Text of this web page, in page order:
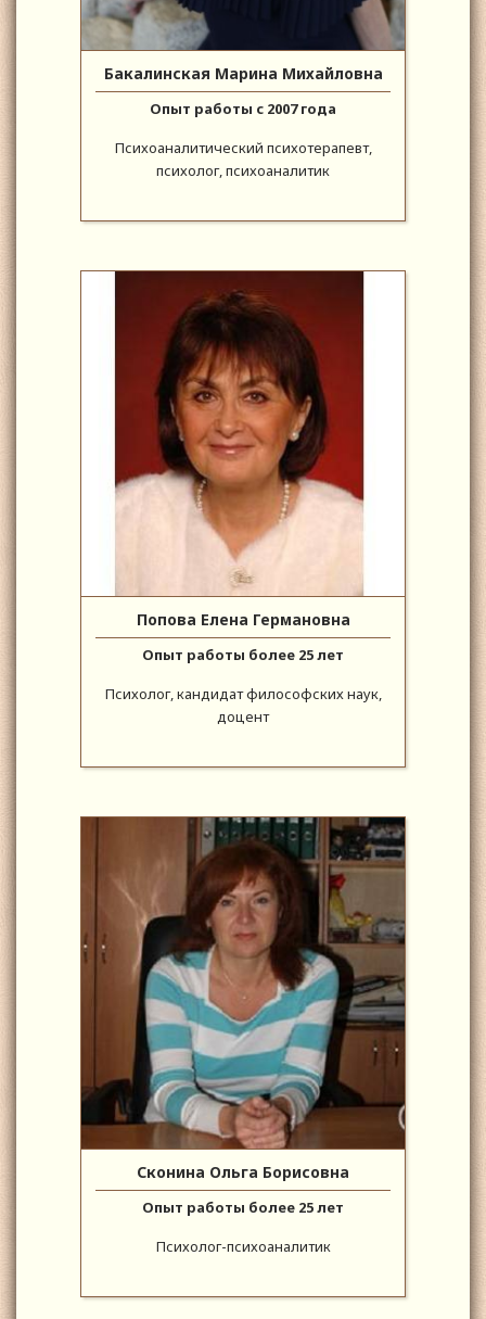
Бакалинская Марина Михайловна
Опыт работы с 2007 года
Психоаналитический психотерапевт,
психолог, психоаналитик
Попова Елена Германовна
Опыт работы более 25 лет
Психолог, кандидат философских наук,
доцент
Сконина Ольга Борисовна
Опыт работы более 25 лет
Психолог-психоаналитик